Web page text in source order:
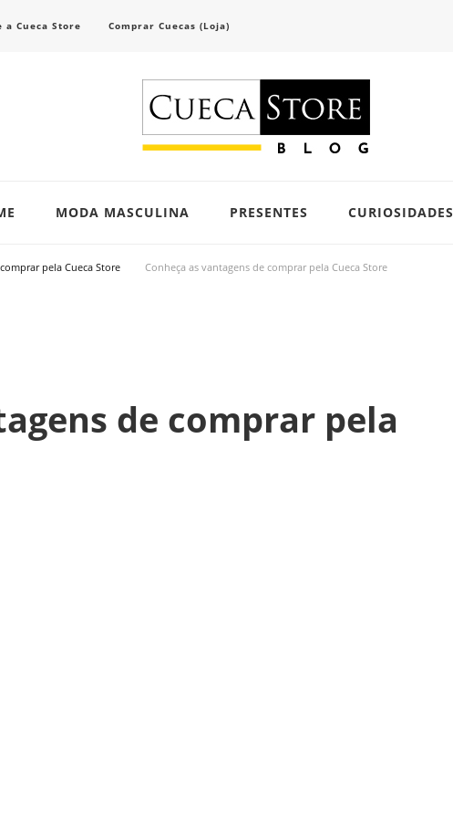
a Cueca Store Comprar Cuecas (Loja)
MODA MASCULINA PRESENTES CURIOSIDADES
pela Cueca Store Conheça as vantagens de comprar pela Cueca Store
de comprar pela